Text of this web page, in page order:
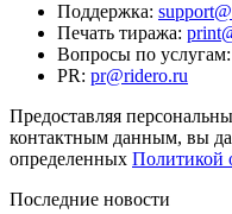
Поддержка:
Печать тиража:
Вопросы по услугам:
PR: pr@ridero.ru
Предоставляя
контактным данным, вы
определенных Политикой
Последние новости